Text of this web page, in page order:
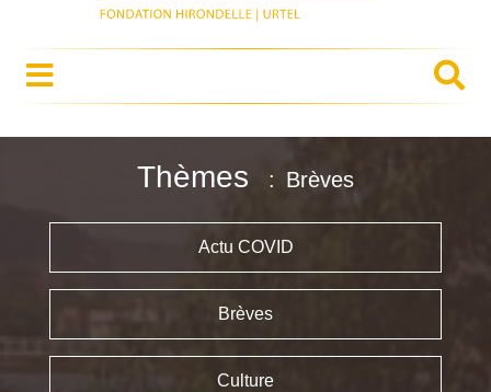
Thèmes Brèves
Actu COVID
Brèves
Culture